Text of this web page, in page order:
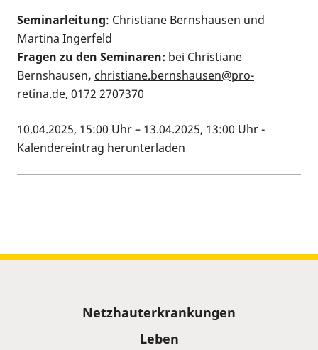
Seminarleitung: Christiane Bernshausen und
Martina Ingerfeld
Fragen zu den Seminaren: bei Christiane
Bernshausen, christiane.bernshausen@pro-
retina.de, 0172 2707370
10.04.2025, 15:00 Uhr– 13.04.2025, 13:00 Uhr-
Kalendereintrag herunterladen
Netzhauterkrankungen
Leben